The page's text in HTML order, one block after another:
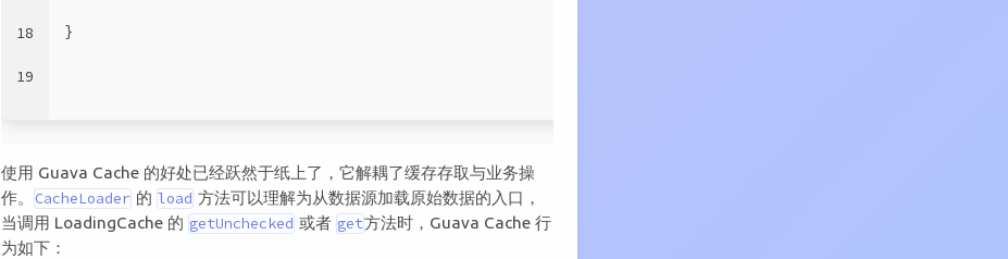
18
19
}
使用 Guava Cache 的好处已经跃然于纸上了，它解耦了缓存存取与业务操
作。 CacheLoader 的 load 方法可以理解为从数据源加载原始数据的入口，
当调用 LoadingCache 的 getUnchecked 或者 get方法时，Guava Cache 行
为如下：